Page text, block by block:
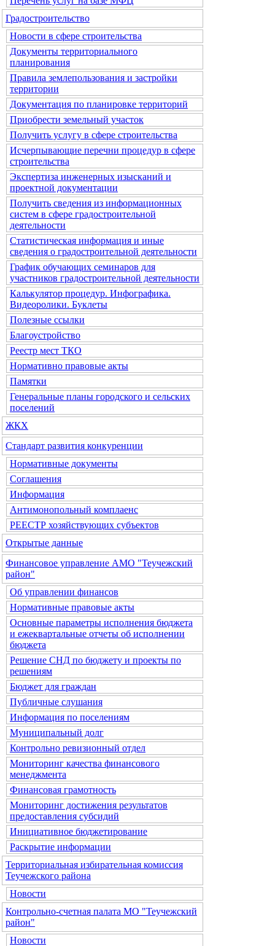
Градостроительство
Новости в сфере строительства
Документы территориального
планирования
Правила землепользования и застройки
территории
Документация по планировке территорий
Приобрести земельный участок
Получить услугу в сфере строительства
Исчерпывающие перечни процедур в сфере
строительства
Экспертиза инженерных изысканий и
проектной документации
Получить сведения из информационных
систем в сфере градостроительной
деятельности
Статистическая информация и иные
сведения о градостроительной деятельности
График обучающих семинаров для
участников градостроительной деятельности
Калькулятор процедур. Инфографика.
Видеоролики. Буклеты
Полезные ссылки
Благоустройство
Реестр мест ТКО
Нормативно правовые акты
Памятки
Генеральные планы городского и сельских
поселений
ЖКХ
Стандарт развития конкуренции
Нормативные документы
Соглашения
Информация
Антимонопольный комплаенс
РЕЕСТР хозяйствующих субъектов
Открытые данные
Финансовое управление АМО "Теучежский
район"
Об управлении финансов
Нормативные правовые акты
Основные параметры исполнения бюджета
и ежеквартальные отчеты об исполнении
бюджета
Решение СНД по бюджету и проекты по
решениям
Бюджет для граждан
Публичные слушания
Информация по поселениям
Муниципальный долг
Контрольно ревизионный отдел
Мониторинг качества финансового
менеджмента
Финансовая грамотность
Мониторинг достижения результатов
предоставления субсидий
Инициативное бюджетирование
Раскрытие информации
Территориальная избирательная комиссия
Теучежского района
Новости
Контрольно-счетная палата МО "Теучежский
район"
Новости